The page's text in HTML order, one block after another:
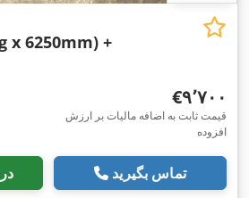
x 6250mm) +
‎€۹٬۷۰۰
قیمت ثابت به اضافه مالیات بر ارزش
افزوده
تماس بگیرید